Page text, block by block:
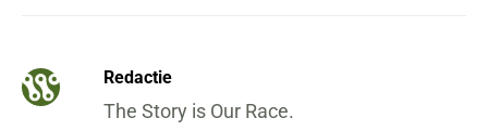
Redactie
The Story is Our Race.